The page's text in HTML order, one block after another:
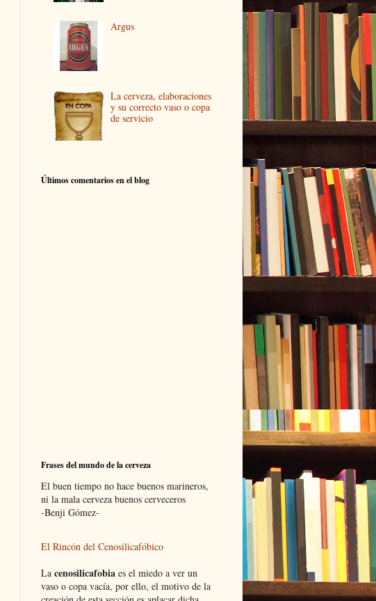
Argus
La cerveza, elaboraciones
y su correcto vaso o copa
de servicio
Últimos comentarios en el blog
Frases del mundo de la cerveza
El buen tiempo no hace buenos marineros,
ni la mala cerveza buenos cerveceros
-Benji Gómez-
El Rincón del Cenosilicafóbico
La cenosilicafobia es el miedo a ver un
vaso o copa vacía, por ello, el motivo de la